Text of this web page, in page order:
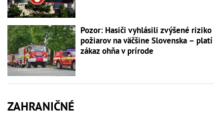
Pozor: Hasiči vyhlásili zvýšené riziko
požiarov na väčšine Slovenska – platí
zákaz ohňa v prírode
ZAHRANIČNÉ